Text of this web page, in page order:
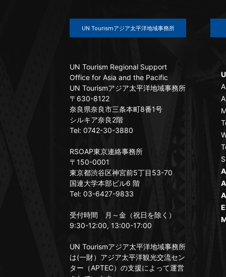
UN Tourismアジア太平洋地域事務所
UN Tourism Regional Support
Office for Asia and the Pacific
UN Tourismアジア太平洋地域事務所
〒630-8122
奈良県奈良市三条本町8番1号
シルキア奈良2階
Tel: 0742-30-3880
RSOAP東京連絡事務所
〒150-0001
東京都渋谷区神宮前5丁目53-70
国連大学本部ビル6 階
Tel: 03-6427-9833
受付時間 月～金（祝日を除く）
9:30-12:00, 13:00-17:00
UN Tourismアジア太平洋地域事務所
は(一財）アジア太平洋観光交流セン
ター（APTEC）の支援によって運営